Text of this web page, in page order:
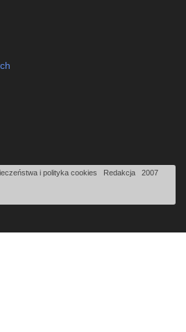
i polityka cookies Redakcja
2007